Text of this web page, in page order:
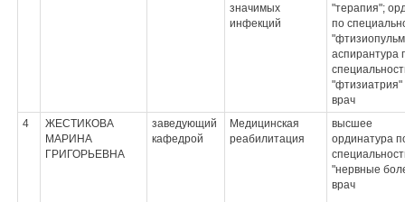
значимых
инфекций
"терапия";
по
аспирантура
"фтизиатрия"
врач
4
ЖЕСТИКОВА
МАРИНА
ГРИГОРЬЕВНА
заведующий
кафедрой
Медицинская
реабилитация
высшее
ординатура
"нервные
врач